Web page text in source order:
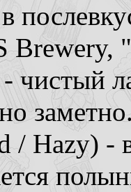
Brewery,
чистый
/ Hazy) -